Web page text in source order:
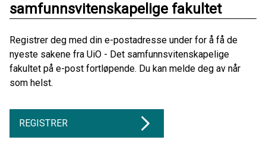
samfunnsvitenskapelige fakultet
Registrer deg med din e-postadresse under for å få de
nyeste sakene fra UiO - Det samfunnsvitenskapelige
fakultet på e-post fortløpende. Du kan melde deg av når
som helst.
REGISTRER